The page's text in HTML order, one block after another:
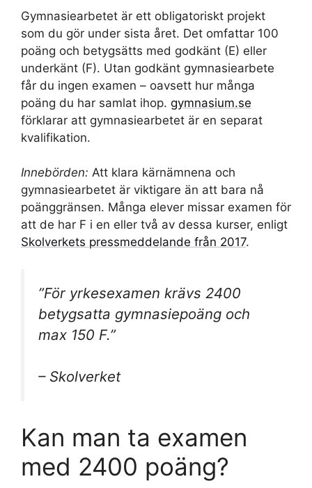
Gymnasiearbetet är ett obligatoriskt projekt
som du gör under sista året. Det omfattar 100
poäng och betygsätts med godkänt (E) eller
underkänt (F). Utan godkänt gymnasiearbete
får du ingen examen – oavsett hur många
poäng du har samlat ihop. gymnasium.se
förklarar att gymnasiearbetet är en separat
kvalifikation.
Innebörden: Att klara kärnämnena och
gymnasiearbetet är viktigare än att bara nå
poänggränsen. Många elever missar examen för
att de har F i en eller två av dessa kurser, enligt
Skolverkets pressmeddelande från 2017.
”För yrkesexamen krävs 2400
betygsatta gymnasiepoäng och
max 150 F.”
– Skolverket
Kan man ta examen
med 2400 poäng?